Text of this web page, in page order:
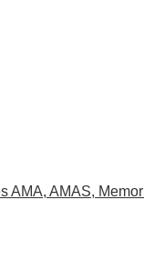
AMA, AMAS,